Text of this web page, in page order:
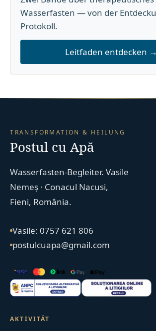
Wasserfasten — von der
Protokoll.
Leitfaden entdecken →
TRANSFORMATION & HEILUNG
Postul cu Apă
Wasserfasten-Begleiter. Vasile
Nemeș · Conacul Nacusi,
Fieni, România.
Vasile: 0757 621 806
postulcuapa@gmail.com
AKTIVITÄT